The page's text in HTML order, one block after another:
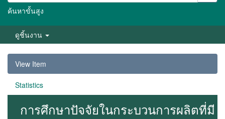
ค้นหาขั้นสูง
ดูชิ้นงาน
View Item
Statistics
การศึกษาปัจจัยในกระบวนการผลิตที่มี